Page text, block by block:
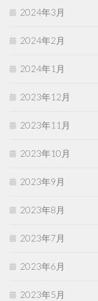
2024年3月
2024年2月
2024年1月
2023年12月
2023年11月
2023年10月
2023年9月
2023年8月
2023年7月
2023年6月
2023年5月